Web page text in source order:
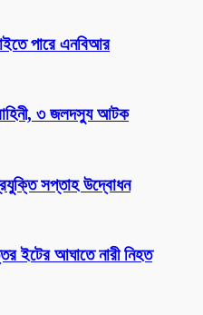
পারে এনবিআর
৩ জলদস্যু আটক
সপ্তাহ উদ্বোধন
ইটের আঘাতে নারী নিহত